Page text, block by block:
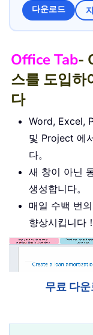
다운로드
Office Tab-
스를 도입하
다
Word, Excel,
및 Project 에
다。
새 창이 아닌
생성합니다。
매일 수백 번
향상시킵니다！
무료 다